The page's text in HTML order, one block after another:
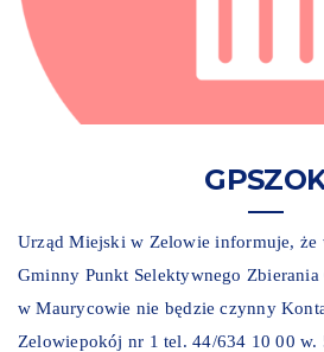
Urząd Miejski w Zelowie informuje, że
Gminny Punkt Selektywnego
w Maurycowie nie będzie czynny
Zelowiepokój nr 1 tel. 44/634 10 00 w.